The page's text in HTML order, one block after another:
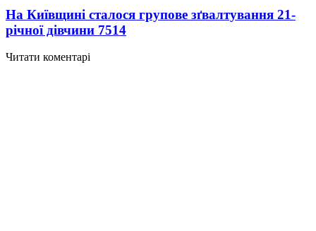
На Київщині сталося групове зґвалтування 21-
річної дівчини 7514
Читати коментарі